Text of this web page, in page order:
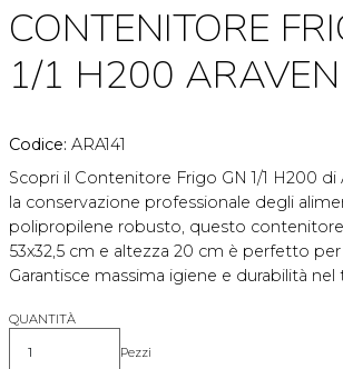
CONTENITORE
1/1 H200 ARAVEN
Codice: ARA141
Scopri il Contenitore Frigo GN 1/1 H200 di
la conservazione professionale degli
polipropilene robusto, questo
53x32,5 cm e altezza 20 cm è perfetto
Garantisce massima igiene e durabilità nel
QUANTITÀ
Quantità Pezzi